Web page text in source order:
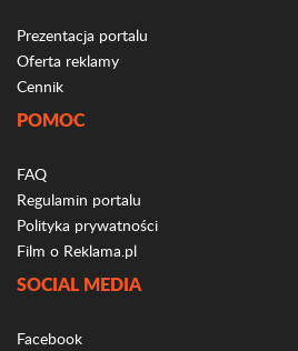
Prezentacja portalu
Oferta reklamy
Cennik
POMOC
FAQ
Regulamin portalu
Polityka prywatności
Film o Reklama.pl
SOCIAL MEDIA
Facebook